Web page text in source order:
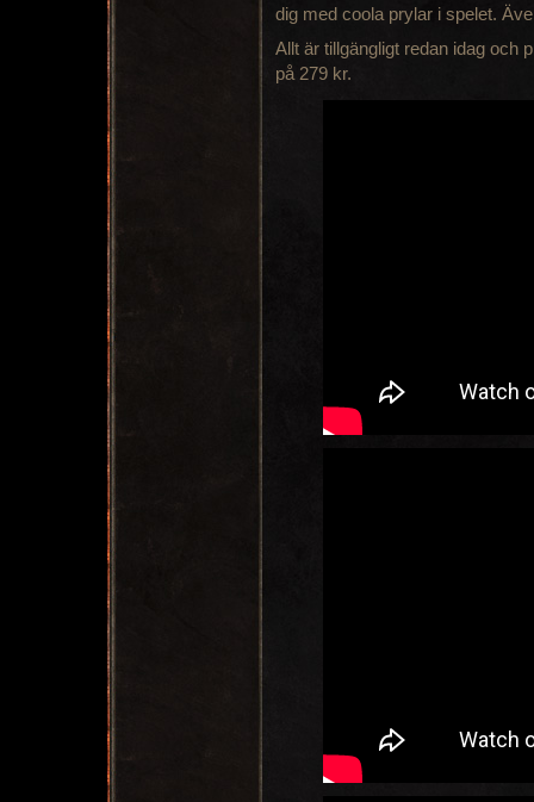
dig med coola prylar i spelet.
Allt är tillgängligt redan idag och
på 279 kr.